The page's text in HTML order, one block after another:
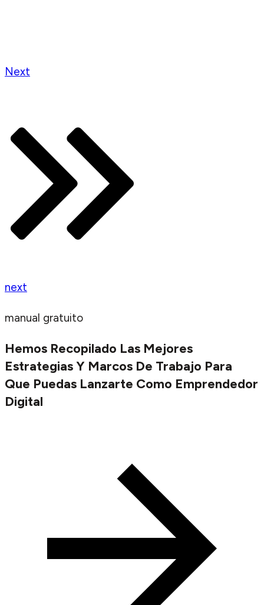
Next
next
manual gratuito
Hemos Recopilado Las Mejores
Estrategias Y Marcos De Trabajo Para
Que Puedas Lanzarte Como Emprendedor
Digital